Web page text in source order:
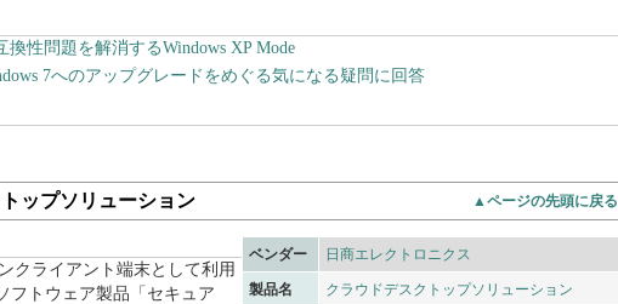
換性問題を解消するWindows XP Mode
7へのアップグレードをめぐる気になる疑問に回答
ップソリューション ▲ページの先頭に戻る
ベンダー 日商エレクトロニクス
製品名 クラウドデスクトップソリューション
クライアント端末として利用
フトウェア製品「セキュア